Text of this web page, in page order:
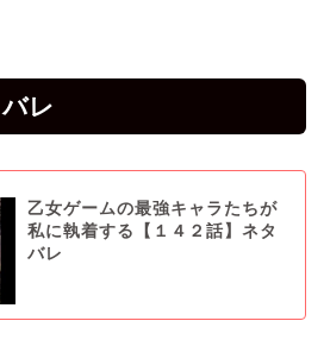
レ
乙女ゲームの最強キャラたちが
私に執着する【１４２話】ネタ
バレ